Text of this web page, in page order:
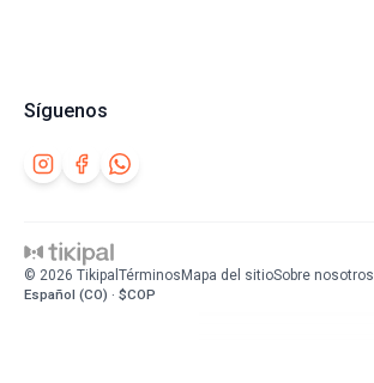
Síguenos
© 2026 Tikipal Términos Mapa del sitioSobre nosotros
Español (CO) · $COP